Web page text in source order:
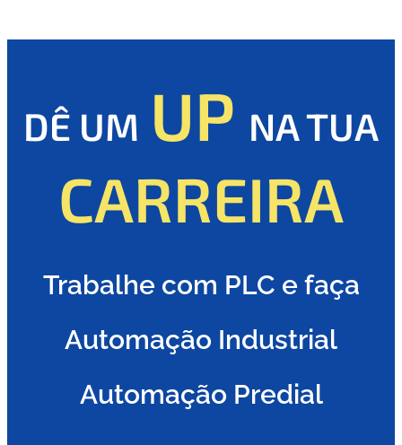
DÊ UM UP NATUA
CARREIRA
Trabalhe com PLC e faça
Automação Industrial
Automação Predial